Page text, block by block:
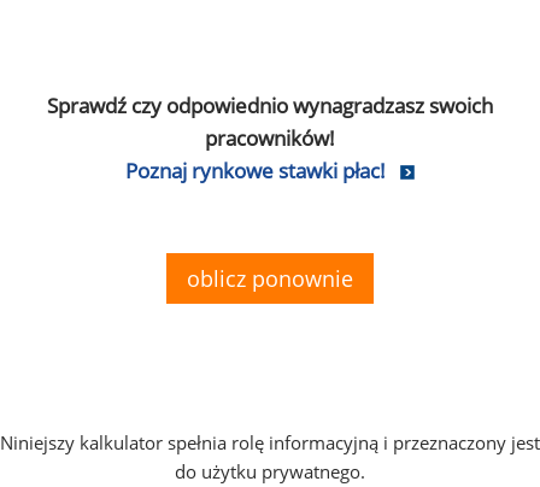
Sprawdź czy odpowiednio wynagradzasz swoich
pracowników!
Poznaj rynkowe stawki płac!
oblicz ponownie
Niniejszy kalkulator spełnia rolę informacyjną i przeznaczony jest
do użytku prywatnego.